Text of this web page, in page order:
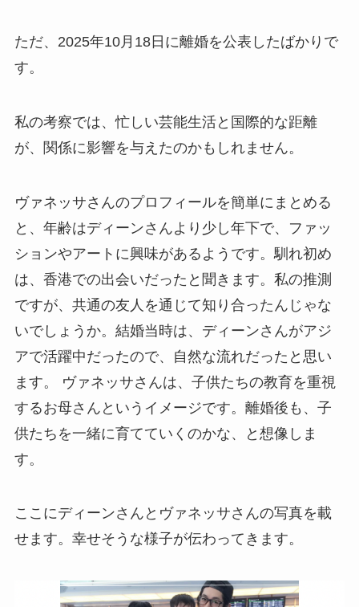
ただ、2025年10月18日に離婚を公表したばかりで
す。
私の考察では、忙しい芸能生活と国際的な距離
が、関係に影響を与えたのかもしれません。
ヴァネッサさんのプロフィールを簡単にまとめる
と、年齢はディーンさんより少し年下で、ファッ
ションやアートに興味があるようです。馴れ初め
は、香港での出会いだったと聞きます。私の推測
ですが、共通の友人を通じて知り合ったんじゃな
いでしょうか。結婚当時は、ディーンさんがアジ
アで活躍中だったので、自然な流れだったと思い
ます。 ヴァネッサさんは、子供たちの教育を重視
するお母さんというイメージです。離婚後も、子
供たちを一緒に育てていくのかな、と想像しま
す。
ここにディーンさんとヴァネッサさんの写真を載
せます。幸せそうな様子が伝わってきます。